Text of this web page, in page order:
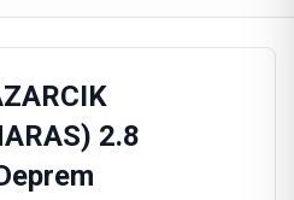
2.8